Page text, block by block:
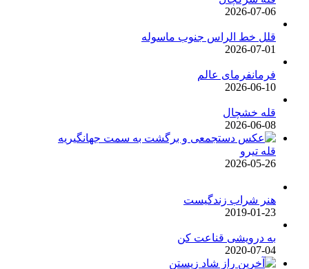
2026-07-06
قلل خط الراس جنوب ماسوله
2026-07-01
فرمانفرمای عالم
2026-06-10
قله خشچال
2026-06-08
قله تیرو
2026-05-26
هنر شراب زندگیست
2019-01-23
به درویشی قناعت کن
2020-07-04